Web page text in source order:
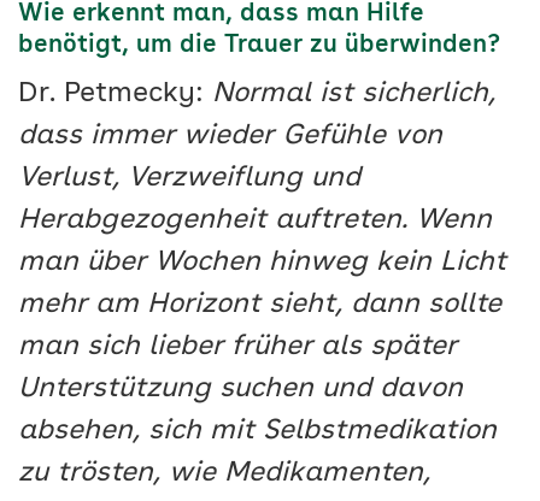
Wie erkennt man, dass man Hilfe
benötigt, um die Trauer zu überwinden?
Dr. Petmecky: Normal ist sicherlich,
dass immer wieder Gefühle von
Verlust, Verzweiflung und
Herabgezogenheit auftreten. Wenn
man über Wochen hinweg kein Licht
mehr am Horizont sieht, dann sollte
man sich lieber früher als später
Unterstützung suchen und davon
absehen, sich mit Selbstmedikation
zu trösten, wie Medikamenten,